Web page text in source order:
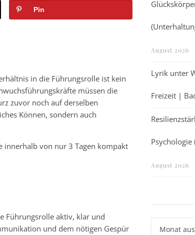
Pin
in die Führungsrolle ist kein
müssen die
zuvor noch auf derselben
Können, sondern auch
innerhalb von nur 3 Tagen kompakt
Führungsrolle aktiv, klar und
und dem nötigen Gespür
August 2026
Lyrik unter
Freizeit |
August 2026